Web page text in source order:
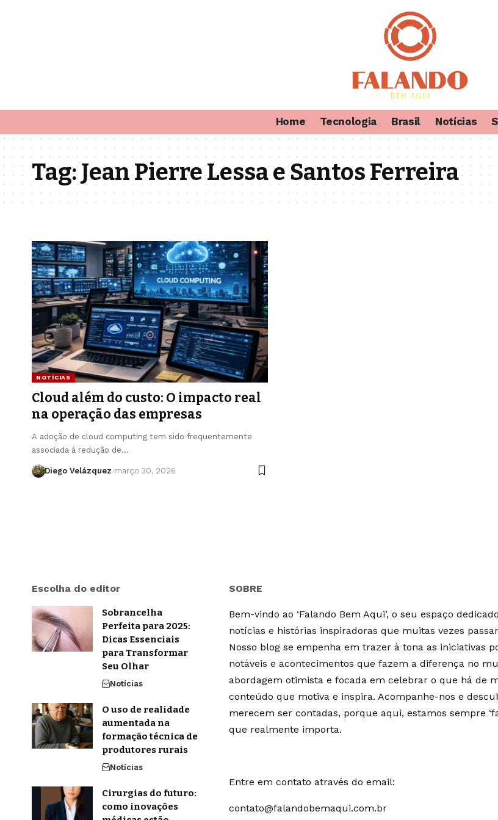
Home Tecnologia Brasil Notícias
Tag:Jean Pierre Lessa e Santos Ferreira
NOTÍCIAS
Cloud além do custo: O impacto real
na operação das empresas
A adoção de cloud computing tem sido frequentemente
associada à redução de…
Diego Velázquez março 30, 2026
Escolha do editor
Sobrancelha
Perfeita para 2025:
Dicas Essenciais
para Transformar
Seu Olhar
Notícias
O uso de realidade
aumentada na
formação técnica de
produtores rurais
Notícias
Cirurgias do futuro:
como inovações
SOBRE
Bem-vindo ao ‘Falando Bem Aqui’, o seu espaço
notícias e histórias inspiradoras que muitas vezes
Nosso blog se empenha em trazer à tona as iniciativas
notáveis e acontecimentos que fazem a diferença no
abordagem otimista e focada em celebrar o que há de
conteúdo que motiva e inspira. Acompanhe-nos e
merecem ser contadas, porque aqui, estamos sempre
que realmente importa.
Entre em contato através do email:
contato@falandobemaqui.com.br